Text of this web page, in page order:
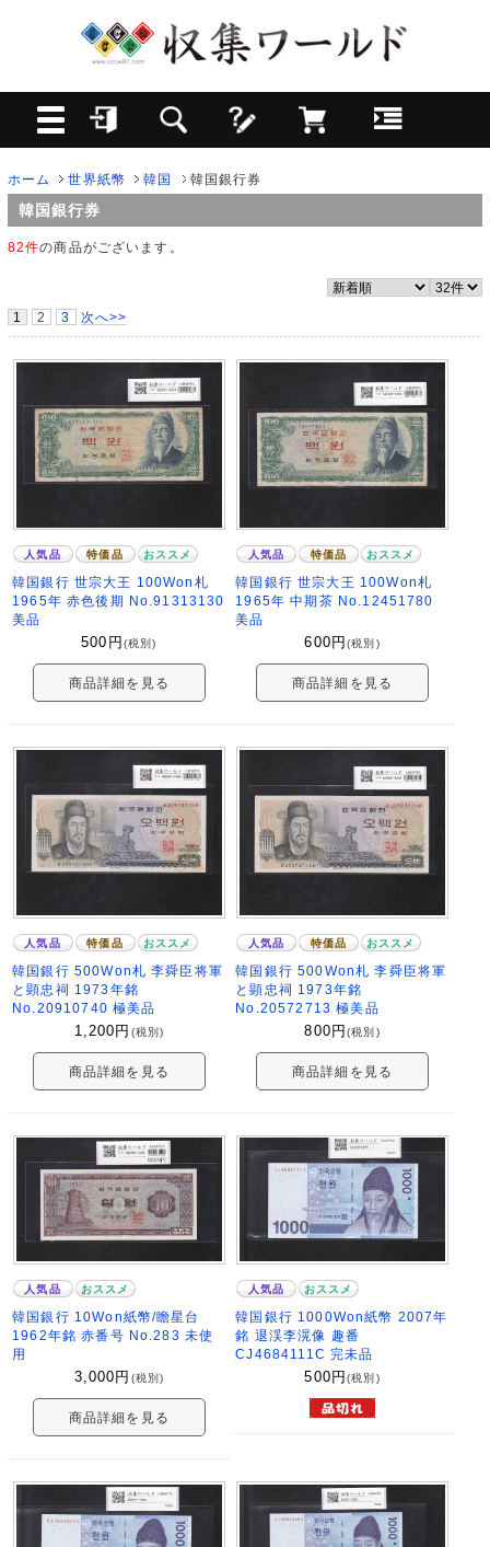
ホーム 世界紙幣 韓国 韓国銀行券
韓国銀行券
82件の商品がございます。
1 2 3 次へ>>
人気品 特価品 おススメ
韓国銀行 世宗大王 100Won札
1965年 赤色後期 No.91313130
美品
500 円 (税別)
商品詳細を見る
人気品 特価品 おススメ
韓国銀行 世宗大王 100Won札
1965年 中期茶 No.12451780
美品
600 円(税別)
商品詳細を見る
人気品 特価品 おススメ
韓国銀行 500Won札 李舜臣将軍
と顕忠祠 1973年銘
No.20910740 極美品
1,200 円 (税別)
商品詳細を見る
人気品 特価品 おススメ
韓国銀行 500Won札 李舜臣将軍
と顕忠祠 1973年銘
No.20572713 極美品
800 円(税別)
商品詳細を見る
人気品 おススメ
韓国銀行 10Won紙幣/瞻星台
1962年銘 赤番号 No.283 未使
用
3,000 円 (税別)
商品詳細を見る
人気品 おススメ
韓国銀行 1000Won紙幣 2007年
銘 退渓李滉像 趣番
CJ4684111C 完未品
500 円(税別)